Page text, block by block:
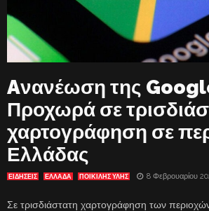
Aνανέωση της
Προχωρά σε
χαρτογράφηση σε
Ελλάδας
ΕΙΔΗΣΕΙΣ ΕΛΛΑΔΑ ΠΟΙΚΙΛΗΣ ΥΛΗΣ 8 Φεβρουαρίου
Σε τρισδιάστατη χαρτογράφηση των